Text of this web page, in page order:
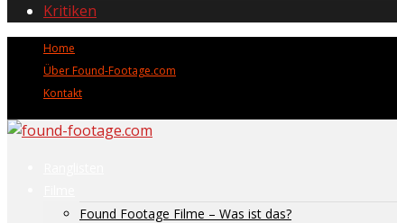
Kritiken
Home
Über Found-Footage.com
Kontakt
Found Footage Filme – Was ist das?